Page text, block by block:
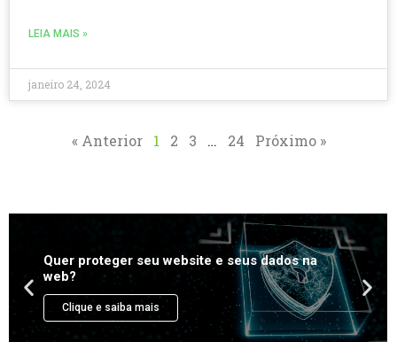
LEIA MAIS »
janeiro 24, 2024
« Anterior 1 2 3 … 24 Próximo »